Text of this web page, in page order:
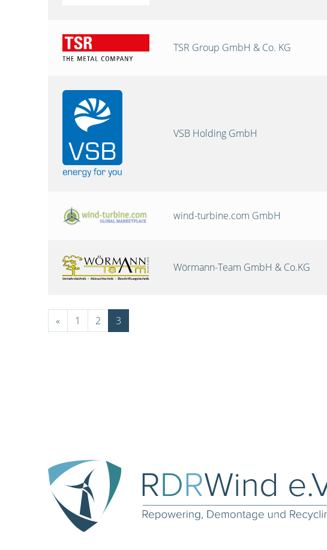
TSR Group GmbH & Co. KG
VSB Holding GmbH
wind-turbine.com GmbH
Wörmann-Team GmbH & Co.KG
« 1 2 3